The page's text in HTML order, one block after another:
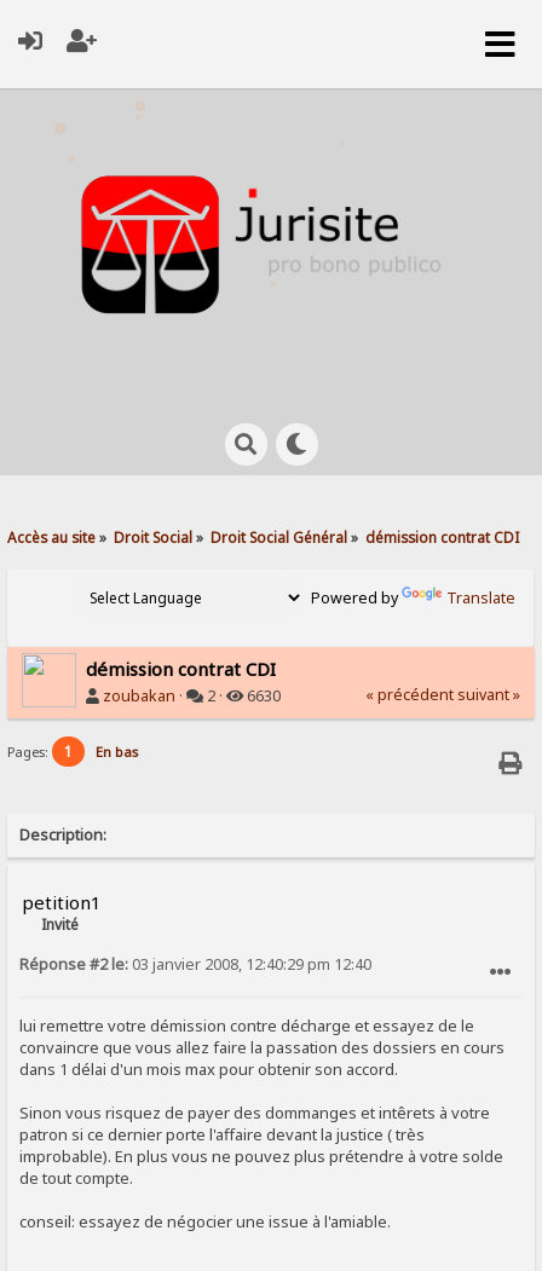
Accès au site» Droit Social» Droit Social Général» démission contrat CDI
Powered by Translate
démission contrat CDI
zoubakan · 2 · 6630 « précédent suivant »
Pages: 1 En bas
Description:
petition1
Invité
Réponse #2 le: 03 janvier 2008, 12:40:29 pm 12:40
lui remettre votre démission contre décharge et essayez de le
convaincre que vous allez faire la passation des dossiers en cours
dans 1 délai d'un mois max pour obtenir son accord.
Sinon vous risquez de payer des dommanges et intêrets à votre
patron si ce dernier porte l'affaire devant la justice ( très
improbable). En plus vous ne pouvez plus prétendre à votre solde
de tout compte.
conseil: essayez de négocier une issue à l'amiable.